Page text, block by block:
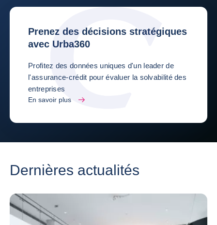
Prenez des décisions stratégiques
avec Urba360
Profitez des données uniques d'un leader de
l'assurance-crédit pour évaluer la solvabilité des
entreprises
En savoir plus
Dernières actualités